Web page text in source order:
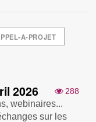
A-PROJET
288
2026
webinaires...
sur les